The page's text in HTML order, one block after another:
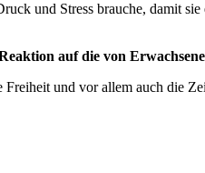
und Stress brauche, damit
auf die von
und vor allem auch die